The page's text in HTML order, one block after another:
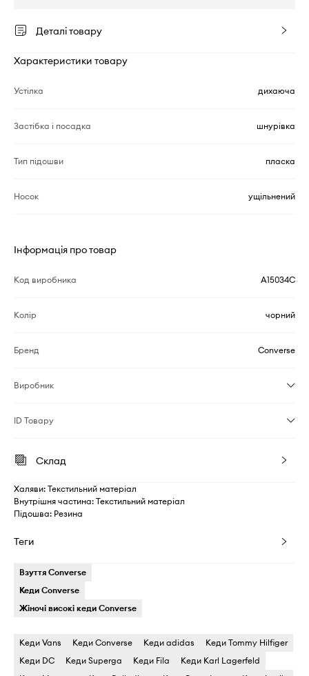
Деталі товару
Характеристики товару
Устілка дихаюча
Застібка і посадка шнурівка
Тип підошви пласка
Носок ущільнений
Інформація про товар
Код виробника A15034C
Колір чорний
Бренд Converse
Виробник
ID Товару
Склад
Халяви: Текстильний матеріал
Внутрішня частина: Текстильний матеріал
Підошва: Резина
Теги
Взуття Converse
Кеди Converse
Жіночі високі кеди Converse
Кеди Vans Кеди Converse Кеди adidas
Кеди Tommy Hilfiger
Кеди DC
Кеди Superga Кеди Fila
Кеди Karl Lagerfeld